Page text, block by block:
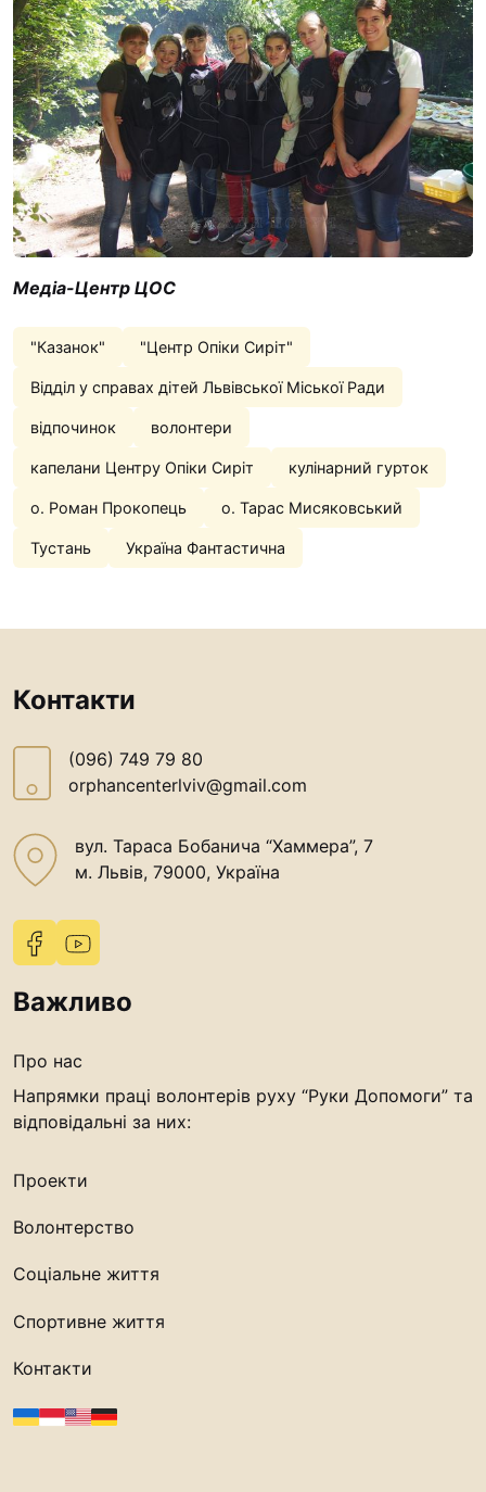
Медіа-Центр ЦОС
"Казанок" "Центр Опіки Сиріт"
Відділ у справах дітей Львівської Міської Ради
відпочинок волонтери
капелани Центру Опіки Сиріт кулінарний гурток
о. Роман Прокопець о. Тарас Мисяковський
Тустань Україна Фантастична
Контакти
(096) 749 79 80
orphancenterlviv@gmail.com
вул. Тараса Бобанича “Хаммера”, 7
м. Львів, 79000, Україна
Важливо
Про нас
Напрямки праці волонтерів руху “Руки Допомоги” та
відповідальні за них:
Проекти
Волонтерство
Соціальне життя
Спортивне життя
Контакти